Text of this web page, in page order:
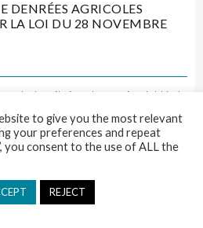
DENRÉES AGRICOLES
LA LOI DU 28 NOVEMBRE
le territoire du grenier à blé de
visant…
READ MORE
to give you the most relevant
your preferences and repeat
you consent to the use of ALL the
REJECT